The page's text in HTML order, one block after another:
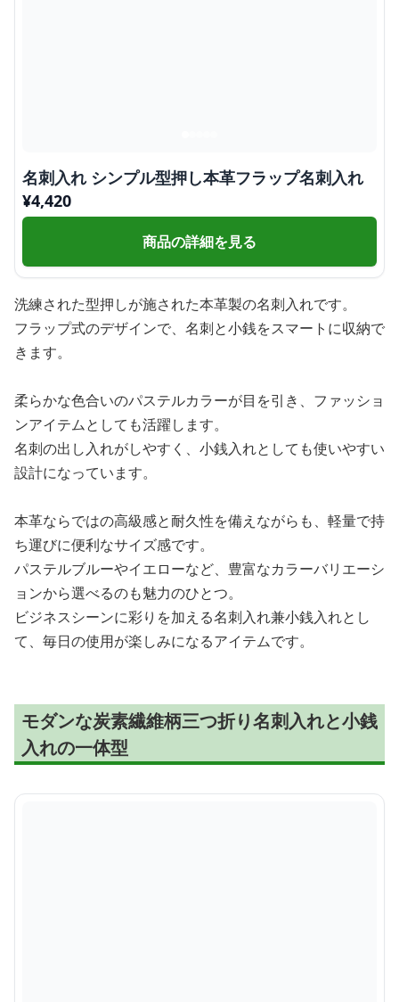
名刺入れ シンプル型押し本革フラップ名刺入れ
¥4,420
商品の詳細を見る
洗練された型押しが施された本革製の名刺入れです。
フラップ式のデザインで、名刺と小銭をスマートに収納で
きます。
柔らかな色合いのパステルカラーが目を引き、ファッショ
ンアイテムとしても活躍します。
名刺の出し入れがしやすく、小銭入れとしても使いやすい
設計になっています。
本革ならではの高級感と耐久性を備えながらも、軽量で持
ち運びに便利なサイズ感です。
パステルブルーやイエローなど、豊富なカラーバリエーシ
ョンから選べるのも魅力のひとつ。
ビジネスシーンに彩りを加える名刺入れ兼小銭入れとし
て、毎日の使用が楽しみになるアイテムです。
モダンな炭素繊維柄三つ折り名刺入れと小銭
入れの一体型